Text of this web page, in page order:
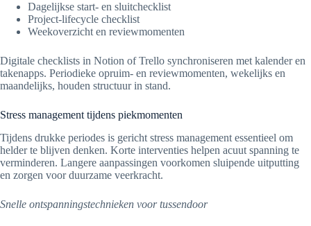
Dagelijkse start- en sluitchecklist
Project-lifecycle checklist
Weekoverzicht en reviewmomenten
Digitale checklists in Notion of Trello synchroniseren met kalender en
takenapps. Periodieke opruim- en reviewmomenten, wekelijks en
maandelijks, houden structuur in stand.
Stress management tijdens piekmomenten
Tijdens drukke periodes is gericht stress management essentieel om
helder te blijven denken. Korte interventies helpen acuut spanning te
verminderen. Langere aanpassingen voorkomen sluipende uitputting
en zorgen voor duurzame veerkracht.
Snelle ontspanningstechnieken voor tussendoor